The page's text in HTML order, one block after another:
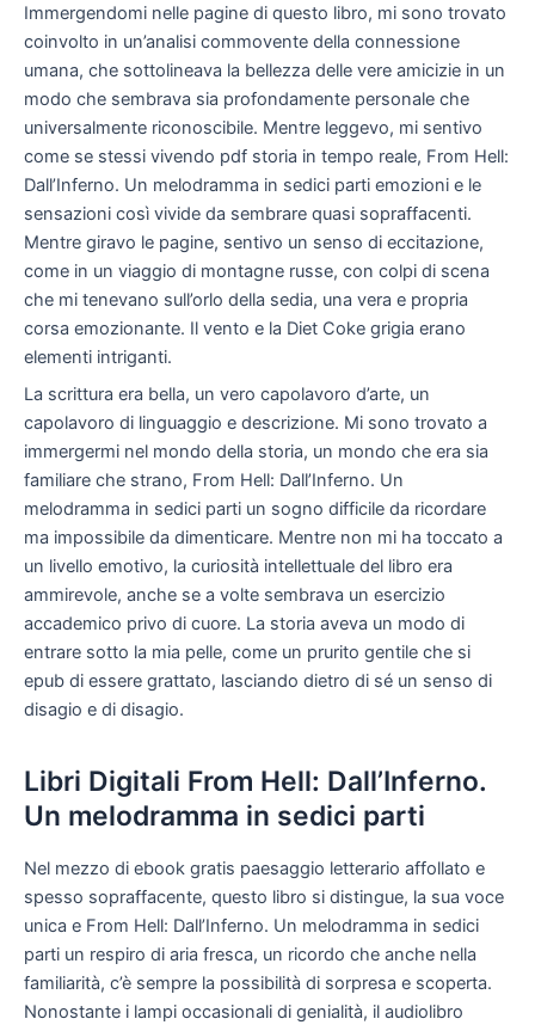
Immergendomi nelle pagine di questo libro, mi sono trovato
coinvolto in un’analisi commovente della connessione
umana, che sottolineava la bellezza delle vere amicizie in un
modo che sembrava sia profondamente personale che
universalmente riconoscibile. Mentre leggevo, mi sentivo
come se stessi vivendo pdf storia in tempo reale, From Hell:
Dall’Inferno. Un melodramma in sedici parti emozioni e le
sensazioni così vivide da sembrare quasi sopraffacenti.
Mentre giravo le pagine, sentivo un senso di eccitazione,
come in un viaggio di montagne russe, con colpi di scena
che mi tenevano sull’orlo della sedia, una vera e propria
corsa emozionante. Il vento e la Diet Coke grigia erano
elementi intriganti.
La scrittura era bella, un vero capolavoro d’arte, un
capolavoro di linguaggio e descrizione. Mi sono trovato a
immergermi nel mondo della storia, un mondo che era sia
familiare che strano, From Hell: Dall’Inferno. Un
melodramma in sedici parti un sogno difficile da ricordare
ma impossibile da dimenticare. Mentre non mi ha toccato a
un livello emotivo, la curiosità intellettuale del libro era
ammirevole, anche se a volte sembrava un esercizio
accademico privo di cuore. La storia aveva un modo di
entrare sotto la mia pelle, come un prurito gentile che si
epub di essere grattato, lasciando dietro di sé un senso di
disagio e di disagio.
Libri Digitali From Hell: Dall’Inferno.
Un melodramma in sedici parti
Nel mezzo di ebook gratis paesaggio letterario affollato e
spesso sopraffacente, questo libro si distingue, la sua voce
unica e From Hell: Dall’Inferno. Un melodramma in sedici
parti un respiro di aria fresca, un ricordo che anche nella
familiarità, c’è sempre la possibilità di sorpresa e scoperta.
Nonostante i lampi occasionali di genialità, il audiolibro